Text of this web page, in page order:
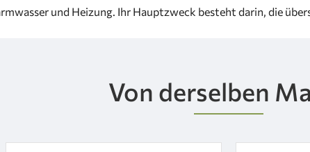
und Heizung. Ihr Hauptzweck besteht darin, die
Von derselben